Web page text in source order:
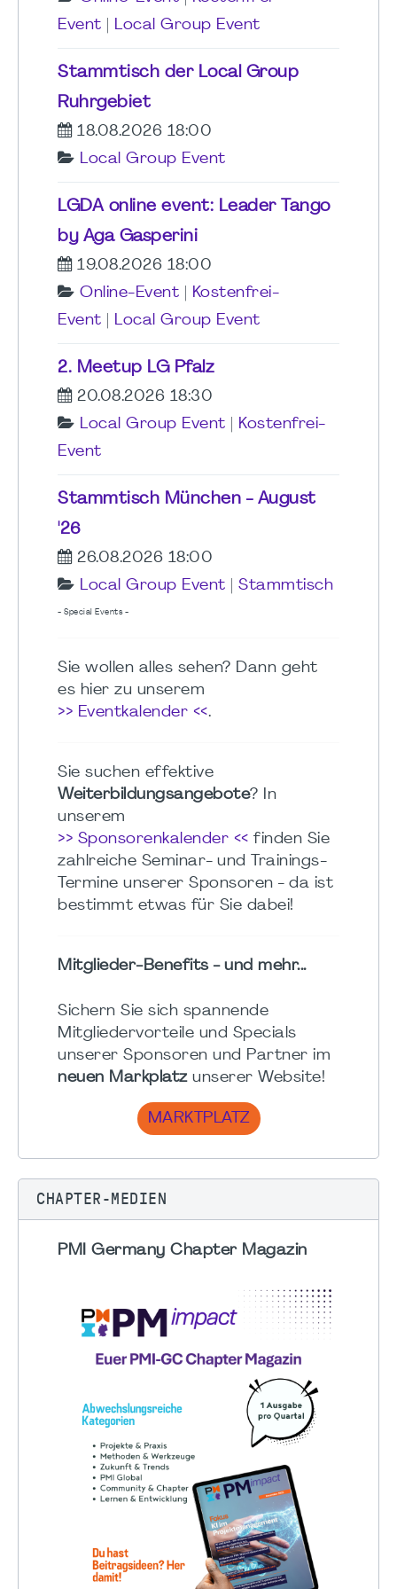
Event
Local Group Event
Stammtisch der Local Group
Ruhrgebiet
18.08.2026 18:00
Local Group Event
LGDA online event: Leader Tango
by Aga Gasperini
19.08.2026 18:00
Online-Event
Kostenfrei-
Event
Local Group Event
2. Meetup LG Pfalz
20.08.2026 18:30
Local Group Event
Kostenfrei-
Event
Stammtisch München - August
'26
26.08.2026 18:00
Local Group Event
Stammtisch
- Special Events -
Sie wollen alles sehen? Dann geht
es hier zu unserem
>> Eventkalender <<.
Sie suchen effektive
Weiterbildungsangebote? In
unserem
>> Sponsorenkalender << finden Sie
zahlreiche Seminar- und Trainings-
Termine unserer Sponsoren - da ist
bestimmt etwas für Sie dabei!
Mitglieder-Benefits - und mehr...
Sichern Sie sich spannende
Mitgliedervorteile und Specials
unserer Sponsoren und Partner im
neuen Markplatzunserer Website!
MARKTPLATZ
CHAPTER-MEDIEN
PMI Germany Chapter Magazin